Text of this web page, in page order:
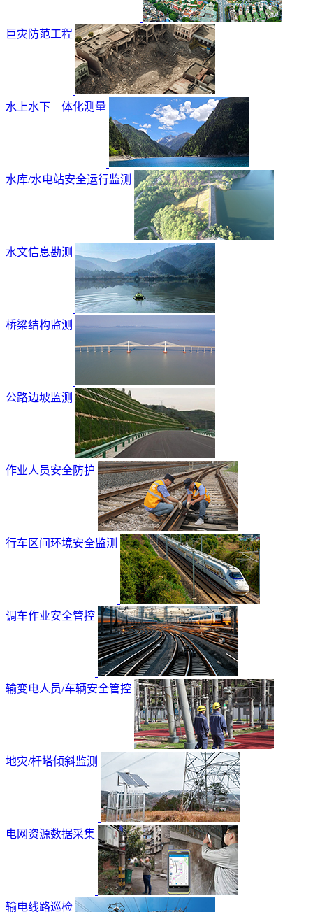
巨灾防范工程
水上水下—体化测量
水库/水电站安全运行监测
水文信息勘测
桥梁结构监测
公路边坡监测
作业人员安全防护
行车区间环境安全监测
调车作业安全管控
输变电人员/车辆安全管控
地灾/杆塔倾斜监测
电网资源数据采集
输电线路巡检